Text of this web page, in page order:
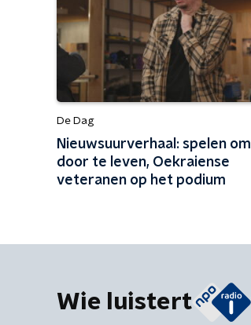
De Dag
Nieuwsuurverhaal: spelen om
door te leven, Oekraiense
veteranen op het podium
Wie luistert